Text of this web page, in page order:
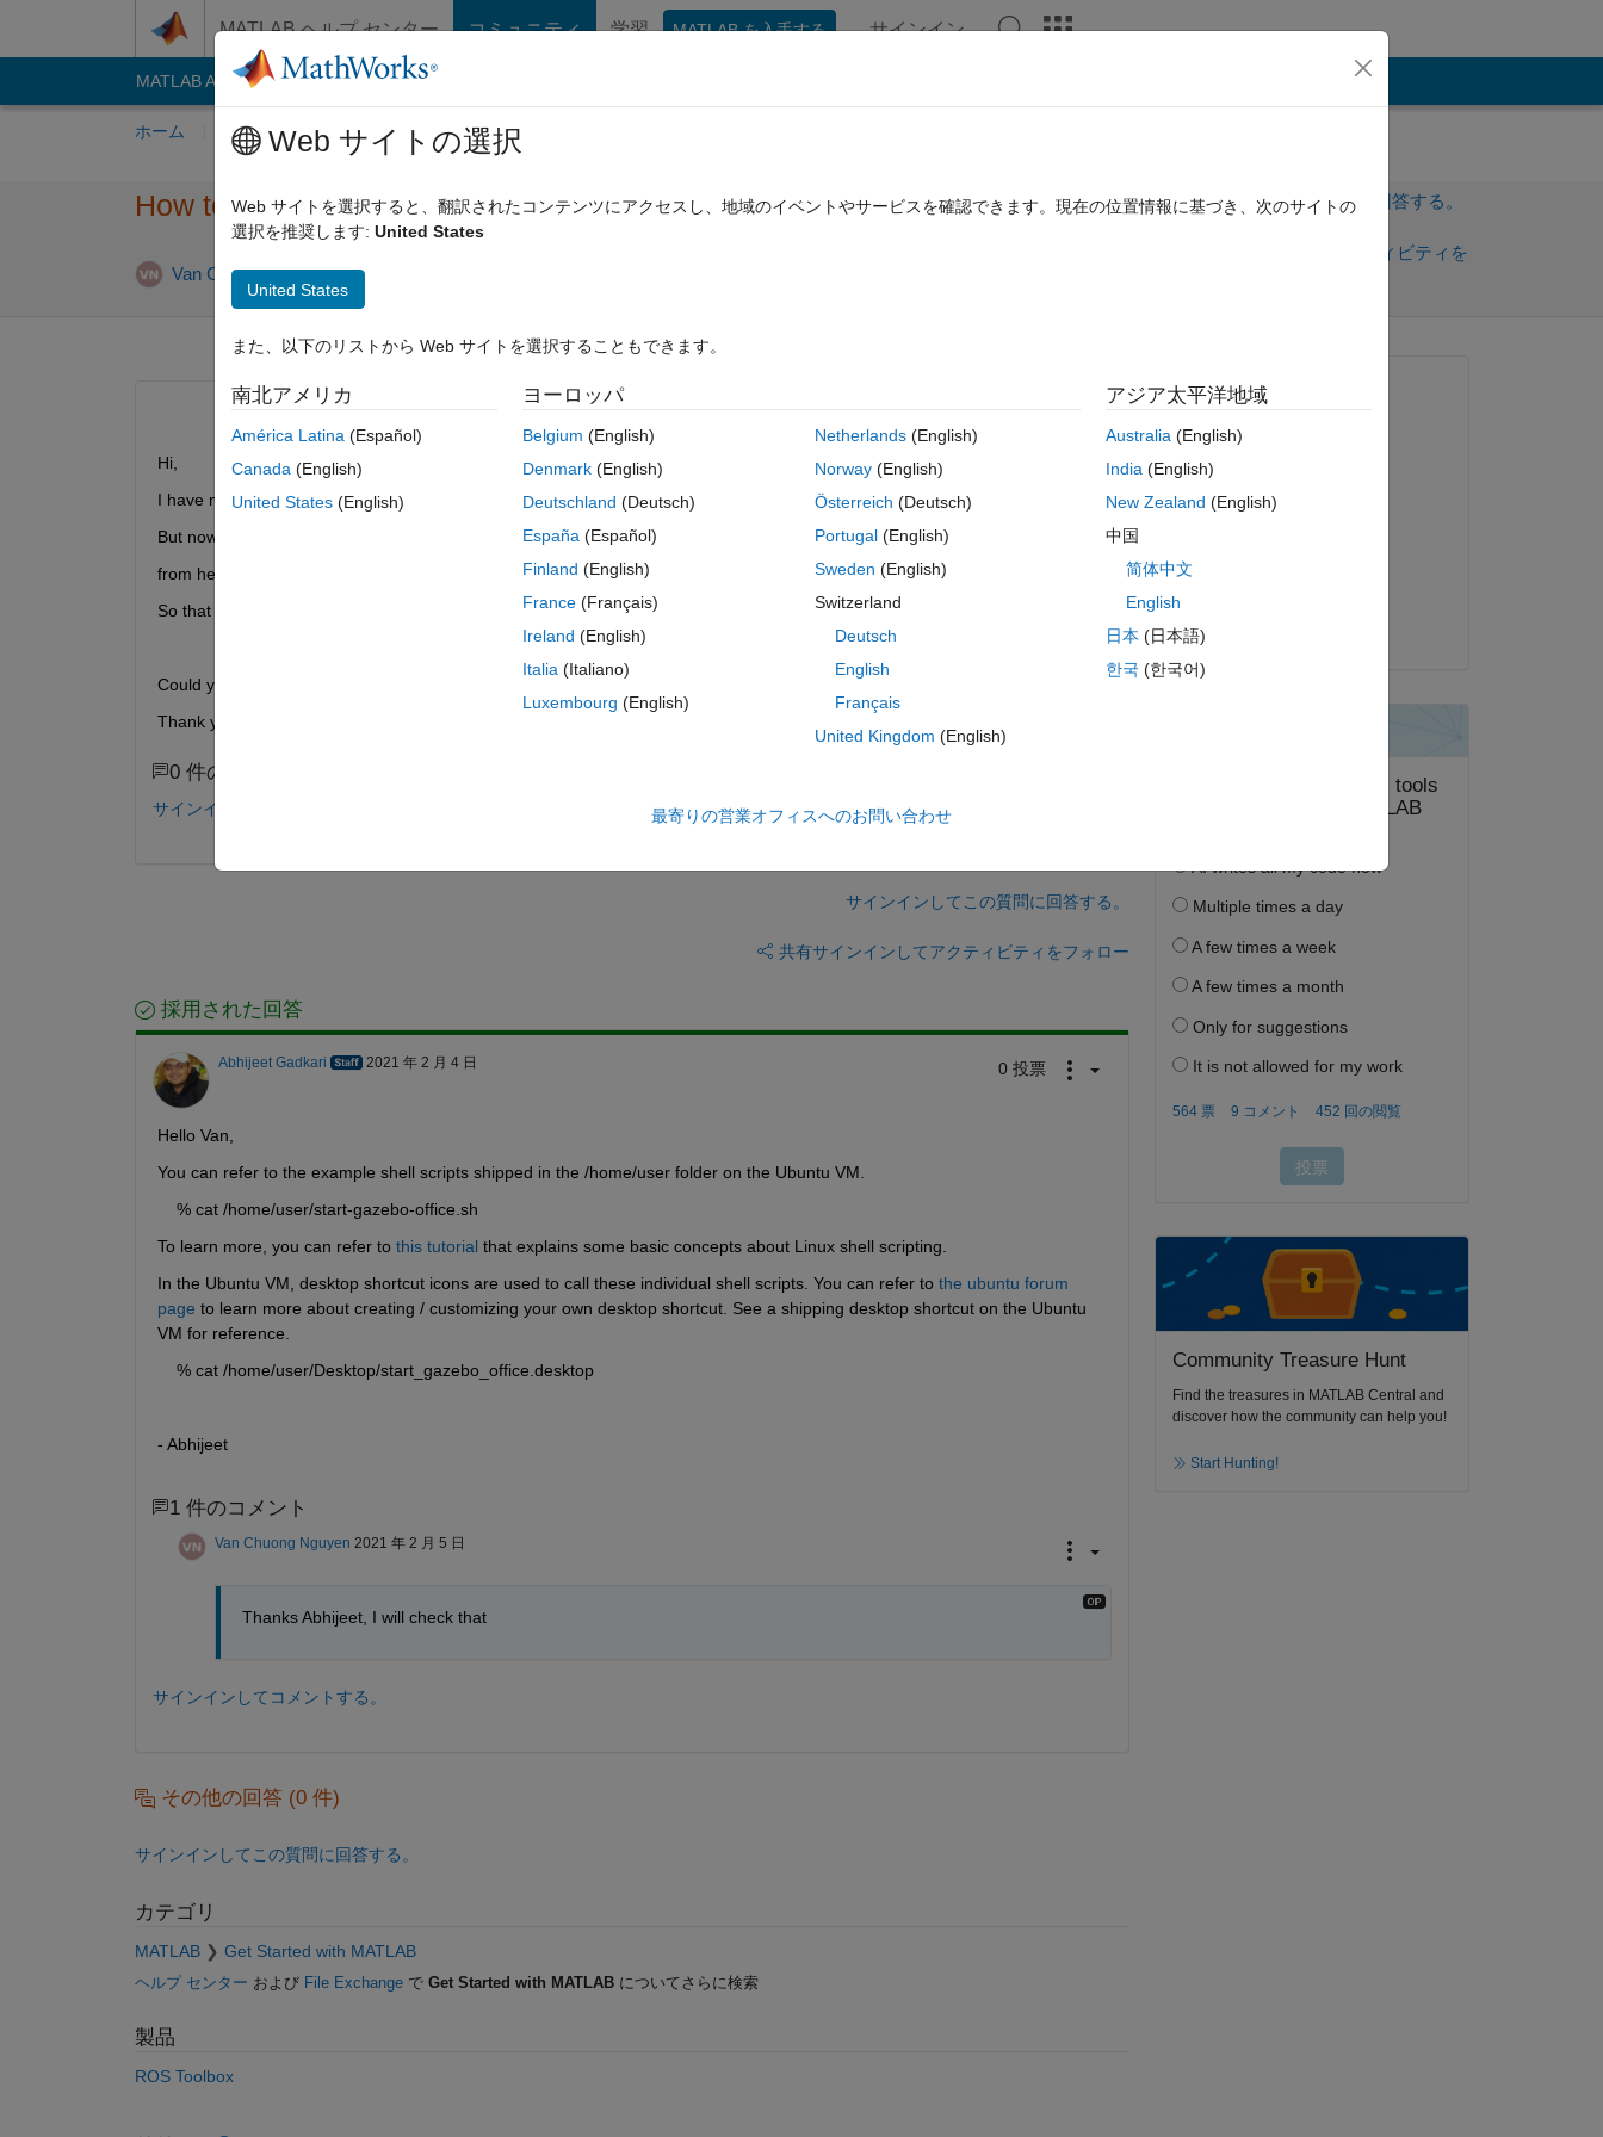
MATLAB ヘルプ センター コミュニティ 学習 MATLAB を入手する サインイン
MATLAB Answers File Exchange
ホーム 質問する 回答 閲覧 MATLAB に関する FAQ
How to make .sh file as a Gazebo Office.sh on desktop of Ubuntu VM
Van Chuong Nguyen 2021 2 月 4
サインインしてこの質問に回答する。
サインインしてアクティビティを
0 投票
Hi,
I have my own project in ROS, eveytime I start the project, I use roslaunch
But now I would like to convert it to the .sh file as like, for example, a Gazebo Office.sh in the Ubuntu VM
from here
https://www.mathworks.com/support/product/robotics/ros2-vm-installation-instructions-v3.html
So that everytime I want to run the project, I just only need to click on this .sh file.
Could you please let me know what is .sh file, and  how I can do that?
Thank you.
0 件のコメント
サインインしてコメントする。
サインインしてこの質問に回答する。
共有サインインしてアクティビティをフォロー
採用された回答
Abhijeet Gadkari 2021 年 2 月 4 日 0 投票
Hello Van,
You can refer to the example shell scripts shipped in the /home/user folder on the Ubuntu VM.
    % cat /home/user/start-gazebo-office.sh
To learn more, you can refer to this tutorial that explains some basic concepts about Linux shell scripting.
In the Ubuntu VM, desktop shortcut icons are used to call these individual shell scripts. You can refer to the ubuntu forum
page to learn more about creating / customizing your own desktop shortcut. See a shipping desktop shortcut on the Ubuntu
VM for reference.
    % cat /home/user/Desktop/start_gazebo_office.desktop
- Abhijeet
1 件のコメント
Van Chuong Nguyen 2021 年 2 月 5 日
Thanks Abhijeet, I will check that
サインインしてコメントする。
その他の回答 (0 件)
サインインしてこの質問に回答する。
カテゴリ
MATLAB Get Started with MATLAB
ヘルプ センター および File Exchangeで Get Started with MATLABについてさらに検索
製品
ROS Toolbox
質問済み:
2021 年 2 月 4 日
コメント済み:
採用済み:
Community Treasure Hunt
Find the treasures in MATLAB Central and
discover how the community can help you!
Start Hunting!
Web サイトの選択
Web サイトを選択すると、翻訳されたコンテンツにアクセスし、地域のイベントやサービスを確認できます。現在の位置情報に基づき、次のサイトの
選択を推奨します: United States
United States
また、以下のリストから Web サイトを選択することもできます。
南北アメリカ
América Latina (Español)
Canada (English)
United States (English)
ヨーロッパ
Belgium (English)
Denmark (English)
Deutschland (Deutsch)
España (Español)
Finland (English)
France (Français)
Ireland (English)
Italia (Italiano)
Luxembourg (English)
Netherlands(English)
Norway(English)
Österreich (Deutsch)
Portugal(English)
Sweden (English)
Switzerland
Deutsch
English
Français
United Kingdom (English)
アジア太平洋地域
Australia(English)
India(English)
New Zealand (English)
中国
简体中文
English
日本 (日本語)
한국 (한국어)
最寄りの営業オフィスへのお問い合わせ